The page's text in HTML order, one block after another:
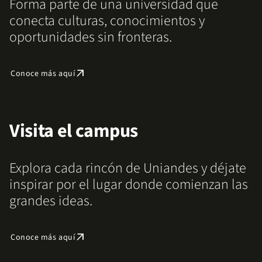
Forma parte de una universidad que
conecta culturas, conocimientos y
oportunidades sin fronteras.
Conoce más aquíarrow_outward
Visita el campus
Explora cada rincón de Uniandes y déjate
inspirar por el lugar donde comienzan las
grandes ideas.
Conoce más aquíarrow_outward